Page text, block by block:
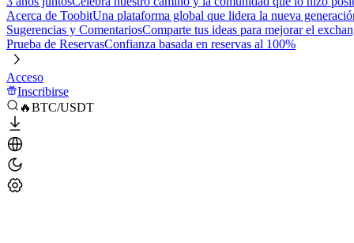
Acerca de ToobitUna plataforma global que lidera la nueva
Sugerencias y ComentariosComparte tus ideas para mejorar el
Prueba de ReservasConfianza basada en reservas al 100%
Acceso
Inscribirse
🔥BTC/USDT